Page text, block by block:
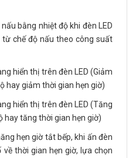
bằng nhiệt độ khi đèn LED
từ chế độ nấu theo công suất
hiển thị trên đèn LED (Giảm
hay giảm thời gian hẹn giờ)
hiển thị trên đèn LED (Tăng
hay tăng thời gian hẹn giờ)
hẹn giờ tắt bếp, khi ấn đèn
về thời gian hẹn giờ, lựa chọn